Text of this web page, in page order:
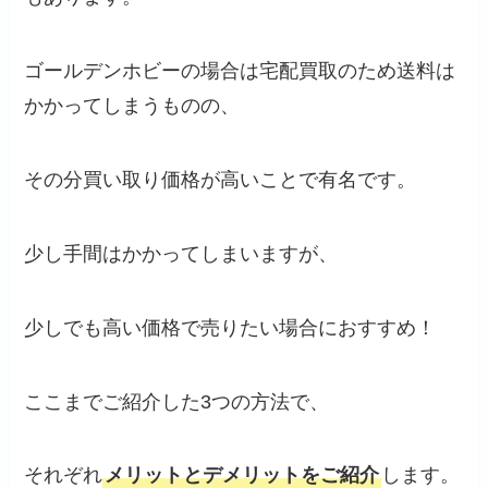
ゴールデンホビーの場合は宅配買取のため送料は
かかってしまうものの、
その分買い取り価格が高いことで有名です。
少し手間はかかってしまいますが、
少しでも高い価格で売りたい場合におすすめ！
ここまでご紹介した3つの方法で、
それぞれメリットとデメリットをご紹介 します。